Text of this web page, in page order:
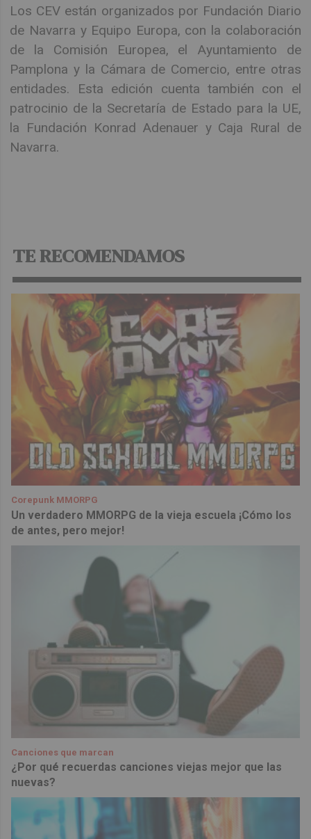
Los CEV están organizados por Fundación Diario
de Navarra y Equipo Europa, con la colaboración
de la Comisión Europea, el Ayuntamiento de
Pamplona y la Cámara de Comercio, entre otras
entidades. Esta edición cuenta también con el
patrocinio de la Secretaría de Estado para la UE,
la Fundación Konrad Adenauer y Caja Rural de
Navarra.
TE RECOMENDAMOS
Corepunk MMORPG
Un verdadero MMORPG de la vieja escuela ¡Cómo los
de antes, pero mejor!
Canciones que marcan
¿Por qué recuerdas canciones viejas mejor que las
nuevas?